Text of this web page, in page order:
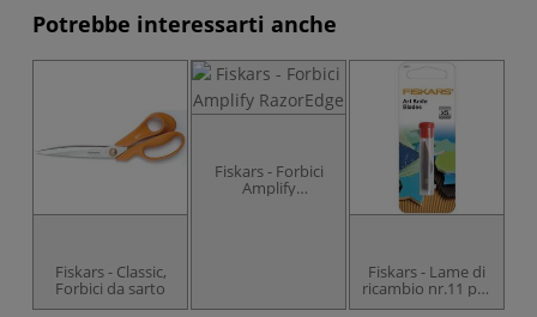
Potrebbe interessarti anche
Fiskars - Classic,
Forbici da sarto
Fiskars - Forbici
Amplify
Fiskars - Lame di
ricambio nr.11 per
cutter anulare